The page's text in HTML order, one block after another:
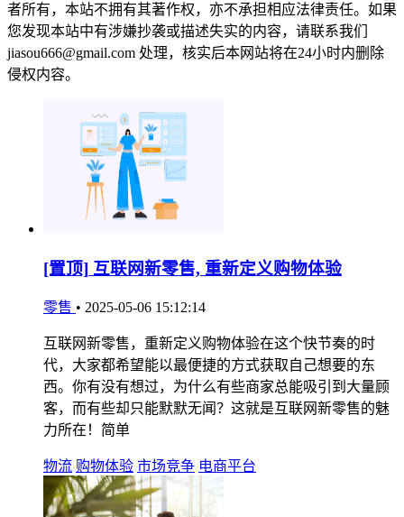
者所有，本站不拥有其著作权，亦不承担相应法律责任。如果
您发现本站中有涉嫌抄袭或描述失实的内容，请联系我们
jiasou666@gmail.com 处理，核实后本网站将在24小时内删除
侵权内容。
[置顶] 互联网新零售, 重新定义购物体验
零售 • 2025-05-06 15:12:14
互联网新零售，重新定义购物体验在这个快节奏的时
代，大家都希望能以最便捷的方式获取自己想要的东
西。你有没有想过，为什么有些商家总能吸引到大量顾
客，而有些却只能默默无闻？这就是互联网新零售的魅
力所在！简单
物流 购物体验 市场竞争 电商平台